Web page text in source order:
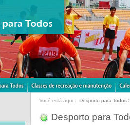
Você está aqui： Desporto para Todos
Desporto para